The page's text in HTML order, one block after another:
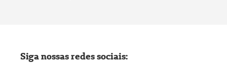
Siga nossas redes sociais: